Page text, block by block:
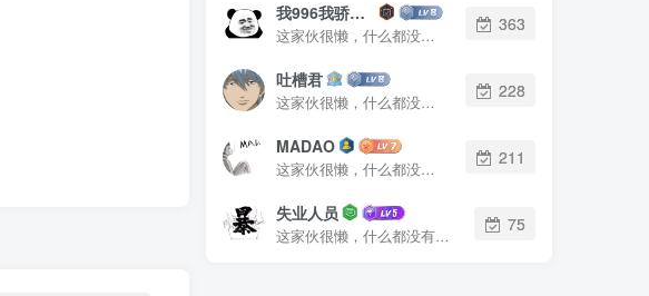
我996我骄傲了么
这家伙很懒，什么都没有写...
363
吐槽君
这家伙很懒，什么都没有写...
228
MADAO
这家伙很懒，什么都没有写...
211
失业人员
这家伙很懒，什么都没有写...
75